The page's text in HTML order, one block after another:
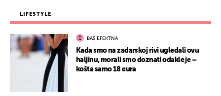
LIFESTYLE
BAŠ EFEKTNA
Kada smo na zadarskoj rivi ugledali ovu
haljinu, morali smo doznati odakle je –
košta samo 18 eura